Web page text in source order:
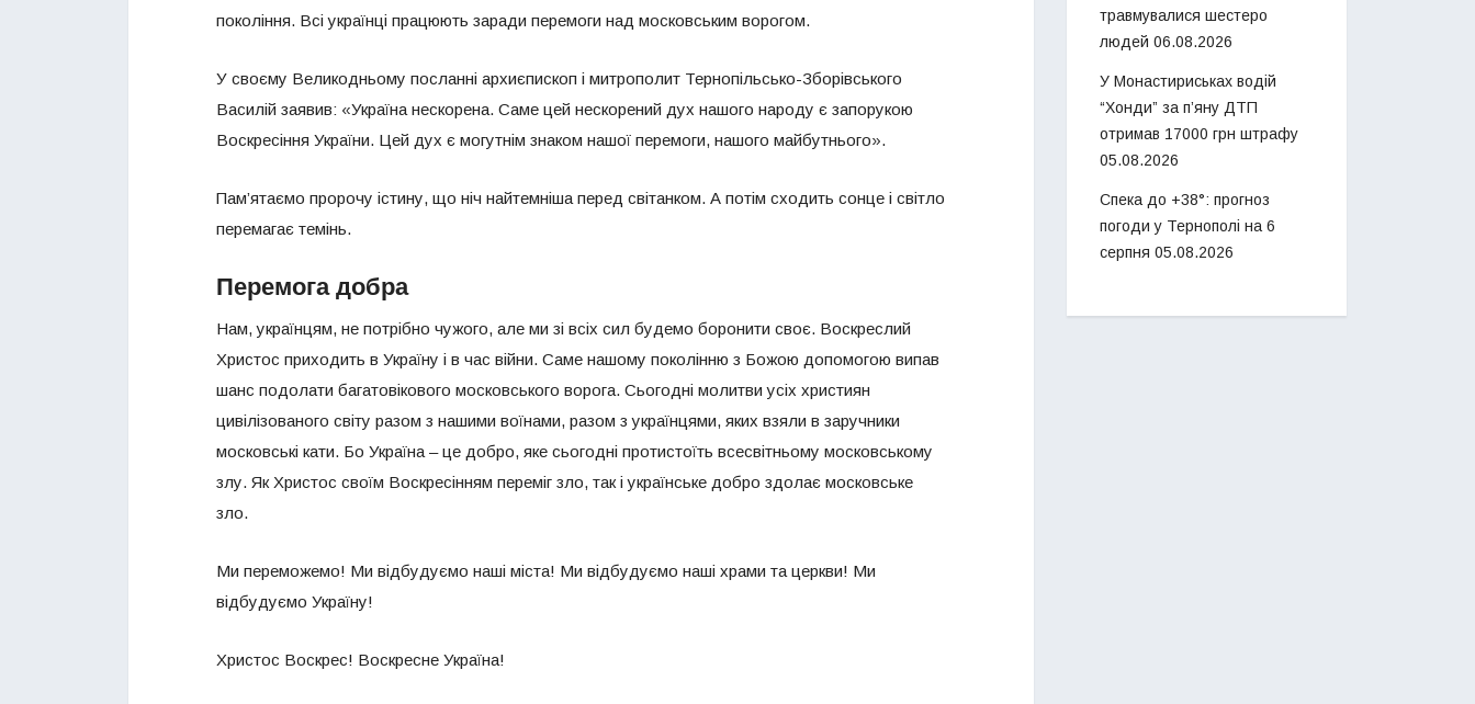
покоління. Всі українці працюють заради перемоги над московським ворогом.
У своєму Великодньому посланні архиєпископ і митрополит Тернопільсько-Зборівського
Василій заявив: «Україна нескорена. Саме цей нескорений дух нашого народу є запорукою
Воскресіння України. Цей дух є могутнім знаком нашої перемоги, нашого майбутнього».
Пам’ятаємо пророчу істину, що ніч найтемніша перед світанком. А потім сходить сонце і світло
перемагає темінь.
Перемога добра
Нам, українцям, не потрібно чужого, але ми зі всіх сил будемо боронити своє. Воскреслий
Христос приходить в Україну і в час війни. Саме нашому поколінню з Божою допомогою випав
шанс подолати багатовікового московського ворога. Сьогодні молитви усіх християн
цивілізованого світу разом з нашими воїнами, разом з українцями, яких взяли в заручники
московські кати. Бо Україна – це добро, яке сьогодні протистоїть всесвітньому московському
злу. Як Христос своїм Воскресінням переміг зло, так і українське добро здолає московське
зло.
Ми переможемо! Ми відбудуємо наші міста! Ми відбудуємо наші храми та церкви! Ми
відбудуємо Україну!
Христос Воскрес! Воскресне Україна!
травмувалися шестеро
людей 06.08.2026
У Монастириськах водій
“Хонди” за п’яну ДТП
отримав 17000 грн штрафу
05.08.2026
Спека до +38°: прогноз
погоди у Тернополі на 6
серпня 05.08.2026